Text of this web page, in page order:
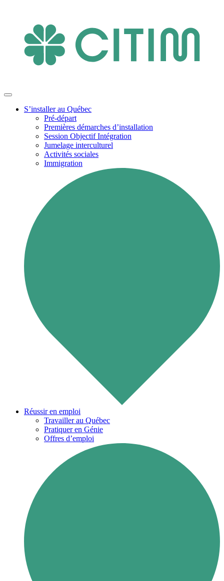
S’installer au Québec
Pré-départ
Premières démarches d’installation
Session Objectif Intégration
Jumelage interculturel
Activités sociales
Immigration
Réussir en emploi
Travailler au Québec
Pratiquer en Génie
Offres d’emploi